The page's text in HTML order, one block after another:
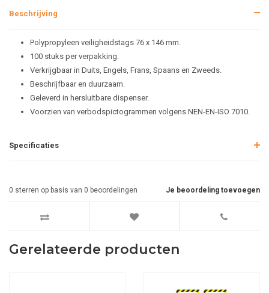
Beschrijving
Polypropyleen veiligheidstags 76 x 146 mm.
100 stuks per verpakking.
Verkrijgbaar in Duits, Engels, Frans, Spaans en Zweeds.
Beschrijfbaar en duurzaam.
Geleverd in hersluitbare dispenser.
Voorzien van verbodspictogrammen volgens NEN-EN-ISO 7010.
Specificaties
Je beoordeling toevoegen
0 sterren op basis van 0 beoordelingen
Gerelateerde producten